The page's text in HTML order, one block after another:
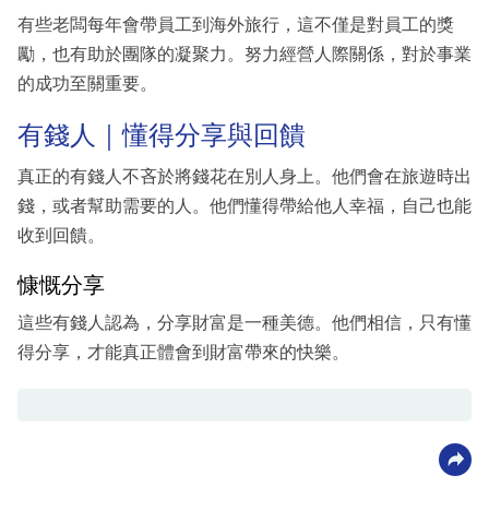
有些老闆每年會帶員工到海外旅行，這不僅是對員工的獎
勵，也有助於團隊的凝聚力。努力經營人際關係，對於事業
的成功至關重要。
有錢人｜懂得分享與回饋
真正的有錢人不吝於將錢花在別人身上。他們會在旅遊時出
錢，或者幫助需要的人。他們懂得帶給他人幸福，自己也能
收到回饋。
慷慨分享
這些有錢人認為，分享財富是一種美德。他們相信，只有懂
得分享，才能真正體會到財富帶來的快樂。